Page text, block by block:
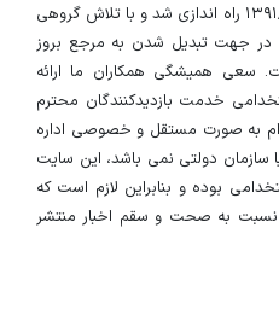
سایت ایران استخدام در تاریخ ۱۳۹۱/۱/۱۰ راه اندازی شد و با تلاش گروهی
در جهت تبدیل شدن به مرجع بروز
سعی همیشگی همکاران ما ارائه
خدمت بازدیدکنندگان محترم
به صورت مستقل و خصوصی اداره
دولتی نمی باشد، این سایت
بوده و بنابراین لازم است که
نسبت به صحت و سقم اخبار منتشر